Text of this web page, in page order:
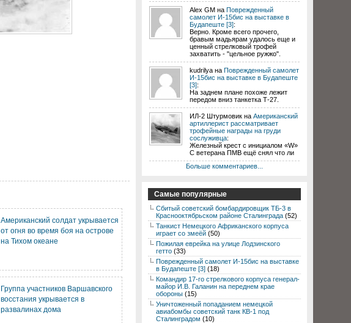
Американский солдат укрывается
от огня во время боя на острове
на Тихом океане
Группа участников Варшавского
восстания укрывается в
развалинах дома
Alex GM на Поврежденный
самолет И-15бис на выставке в
Будапеште [3]:
Верно. Кроме всего прочего,
бравым мадьярам удалось еще и
ценный стрелковый трофей
захватить - "цельное ружжо".
kudrilya на Поврежденный самолет
И-15бис на выставке в Будапеште
[3]:
На заднем плане похоже лежит
передом вниз танкетка Т-27.
ИЛ-2 Штурмовик на Американский
артиллерист рассматривает
трофейные награды на груди
сослуживца:
Железный крест с инициалом «W»
С ветерана ПМВ ещё снял что ли
Больше комментариев...
Самые популярные
Сбитый советский бомбардировщик ТБ-3 в
Краснооктябрьском районе Сталинграда (52)
Танкист Немецкого Африканского корпуса
играет со змеёй (50)
Пожилая еврейка на улице Лодзинского
гетто (33)
Поврежденный самолет И-15бис на выставке
в Будапеште [3] (18)
Командир 17-го стрелкового корпуса генерал-
майор И.В. Галанин на переднем крае
обороны (15)
Уничтоженный попаданием немецкой
авиабомбы советский танк КВ-1 под
Сталинградом (10)